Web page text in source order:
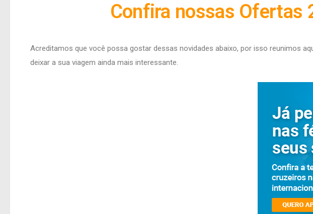
Confira nossas Ofertas
Acreditamos que você possa gostar dessas novidades abaixo, por isso reunimos
deixar a sua viagem ainda mais interessante.